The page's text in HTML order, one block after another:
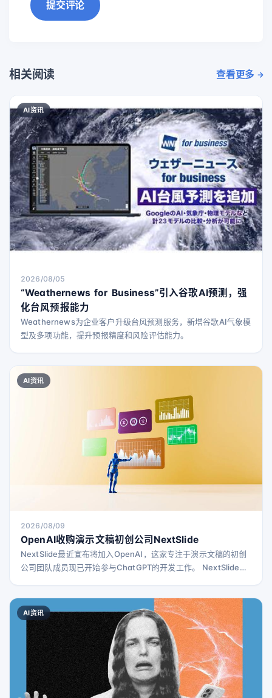
提交评论
相关阅读 查看更多
AI资讯
2026/08/05
“Weathernews for Business”引入谷歌AI预测，强
化台风预报能力
Weathernews为企业客户升级台风预测服务，新增谷歌AI气象模
型及多项功能，提升预报精度和风险评估能力。
AI资讯
2026/08/09
OpenAI收购演示文稿初创公司NextSlide
NextSlide最近宣布将加入OpenAI，这家专注于演示文稿的初创
公司团队成员现已开始参与ChatGPT的开发工作。 NextSlide官
Beshry表示，公司的最终目标是“让视觉交流更加普及，帮助更多
人清晰表达他们的想法”。因此，加入OpenAI后，团队将继续秉
持这一使命
AI资讯